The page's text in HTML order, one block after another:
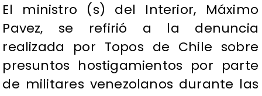
El ministro (s) del Interior, Máximo
Pavez, se refirió a la denuncia
realizada por Topos de Chile sobre
presuntos hostigamientos por parte
de militares venezolanos durante las